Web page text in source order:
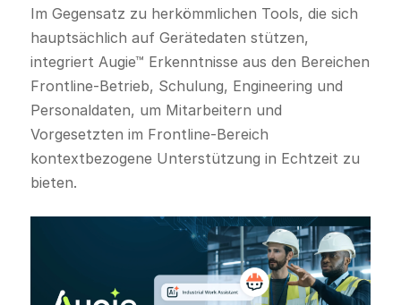
Im Gegensatz zu herkömmlichen Tools, die sich
hauptsächlich auf Gerätedaten stützen,
integriert Augie™ Erkenntnisse aus den Bereichen
Frontline-Betrieb, Schulung, Engineering und
Personaldaten, um Mitarbeitern und
Vorgesetzten im Frontline-Bereich
kontextbezogene Unterstützung in Echtzeit zu
bieten.